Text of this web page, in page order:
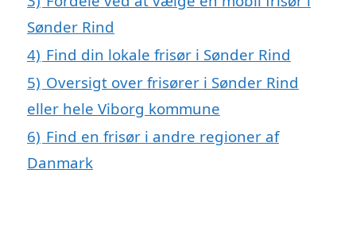
Sønder Rind
4) Find din lokale frisør i Sønder Rind
5) Oversigt over frisører i Sønder Rind
eller hele Viborg kommune
6) Find en frisør i andre regioner af
Danmark